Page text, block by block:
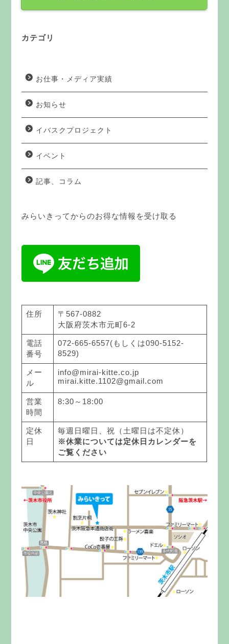
カテゴリ
お仕事・メディア実績
お知らせ
イバスクプロジェクト
イベント
記事、コラム
みらいきってからのお得な情報を受け取る
住所
〒567-0882
大阪府茨木市元町6-2
電話
番号
072-665-6557(もしくは090-5152-
8529)
メー
ル
info@mirai-kitte.co.jp
mirai.kitte.1102@gmail.com
営業
時間
8:30～18:00
定休
日
毎週日曜日、祝（土曜日は不定休）
※休業については定休日カレンダーを
ご覧ください